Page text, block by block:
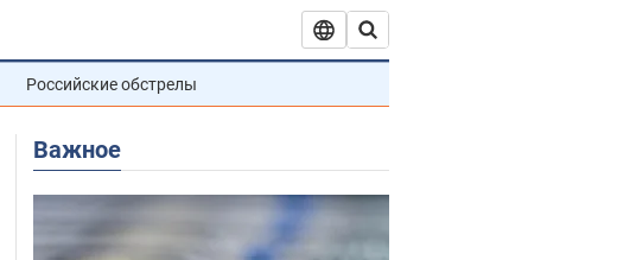
Российские обстрелы
Важное